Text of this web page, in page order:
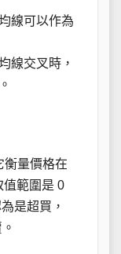
線可以作為
線交叉時，
衡量價格在
值範圍是 0
是超買，